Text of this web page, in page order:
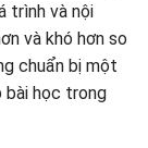
trình và nội
và khó hơn so
chuẩn bị một
học trong